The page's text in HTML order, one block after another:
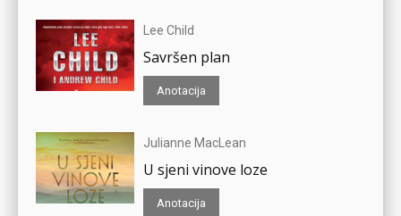
Lee Child
Savršen plan
Anotacija
Julianne MacLean
U sjeni vinove loze
Anotacija